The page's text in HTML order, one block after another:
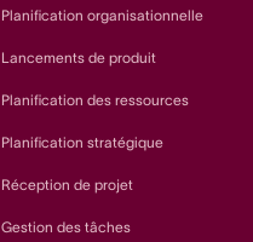
Planification organisationnelle
Lancements de produit
Planification des ressources
Planification stratégique
Réception de projet
Gestion des tâches